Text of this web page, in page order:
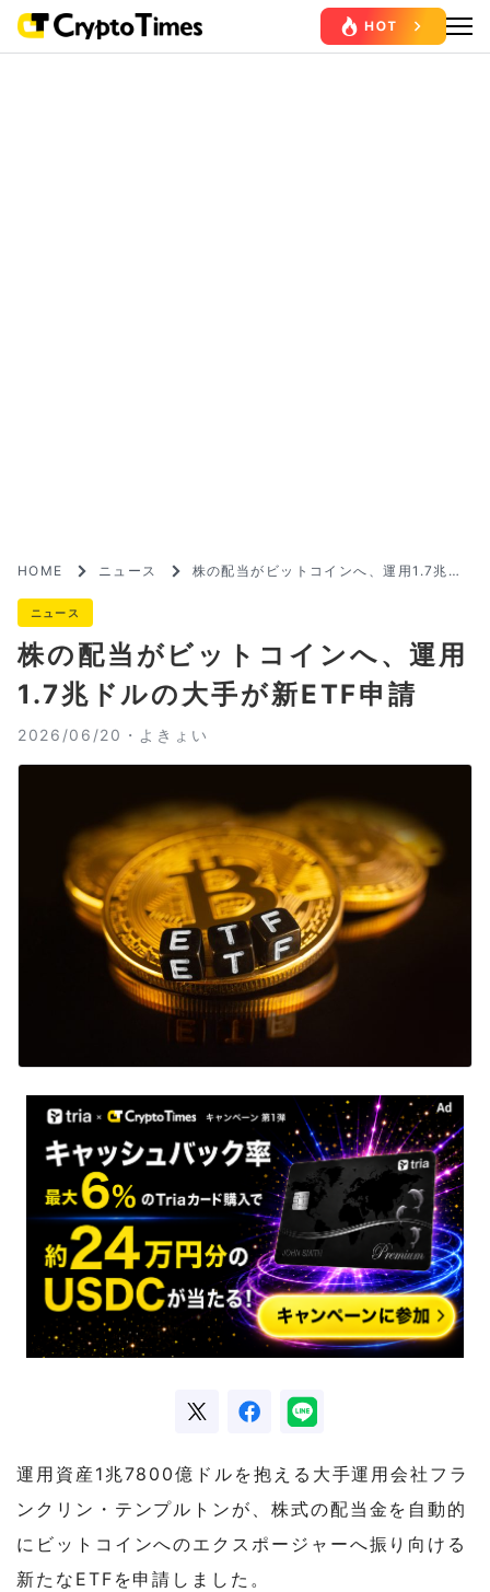
HOME ニュース
株の配当がビットコインへ、運用1.7兆ド
ニュース
株の配当がビットコインへ、運用
1.7兆ドルの大手が新ETF申請
2026/06/20・ よきょい
運用資産1兆7800億ドルを抱える大手運用会社フラ
ンクリン・テンプルトンが、株式の配当金を自動的
にビットコインへのエクスポージャーへ振り向ける
新たなETFを申請しました。